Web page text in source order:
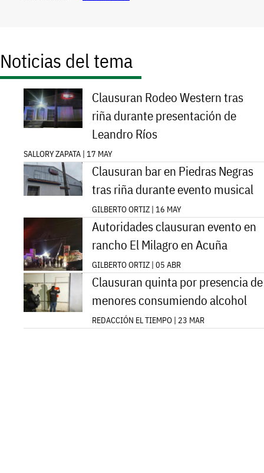
Noticias del tema
Clausuran Rodeo Western tras
riña durante presentación de
Leandro Ríos
SALLORY ZAPATA | 17 MAY
Clausuran bar en Piedras Negras
tras riña durante evento musical
GILBERTO ORTIZ | 16 MAY
Autoridades clausuran evento en
rancho El Milagro en Acuña
GILBERTO ORTIZ | 05 ABR
Clausuran quinta por presencia de
menores consumiendo alcohol
REDACCIÓN EL TIEMPO | 23 MAR